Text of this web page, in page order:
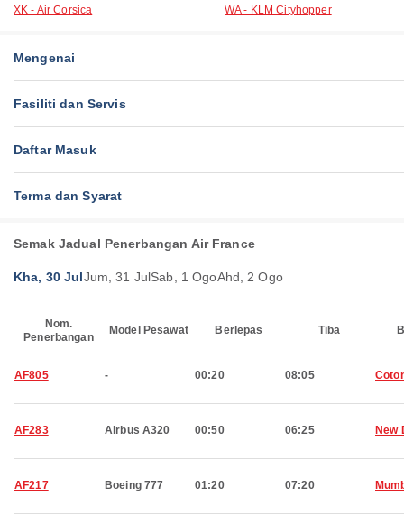
XK - Air Corsica WA - KLM Cityhopper
Mengenai
Fasiliti dan Servis
Daftar Masuk
Terma dan Syarat
Semak Jadual Penerbangan Air France
Kha, 30 JulJum, 31 JulSab, 1 OgoAhd, 2 Ogo
Nom.
Penerbangan
Model Pesawat Berlepas Tiba
AF805 - 00:20 08:05
AF283 Airbus A320 00:50 06:25 New
AF217 Boeing 777 01:20 07:20